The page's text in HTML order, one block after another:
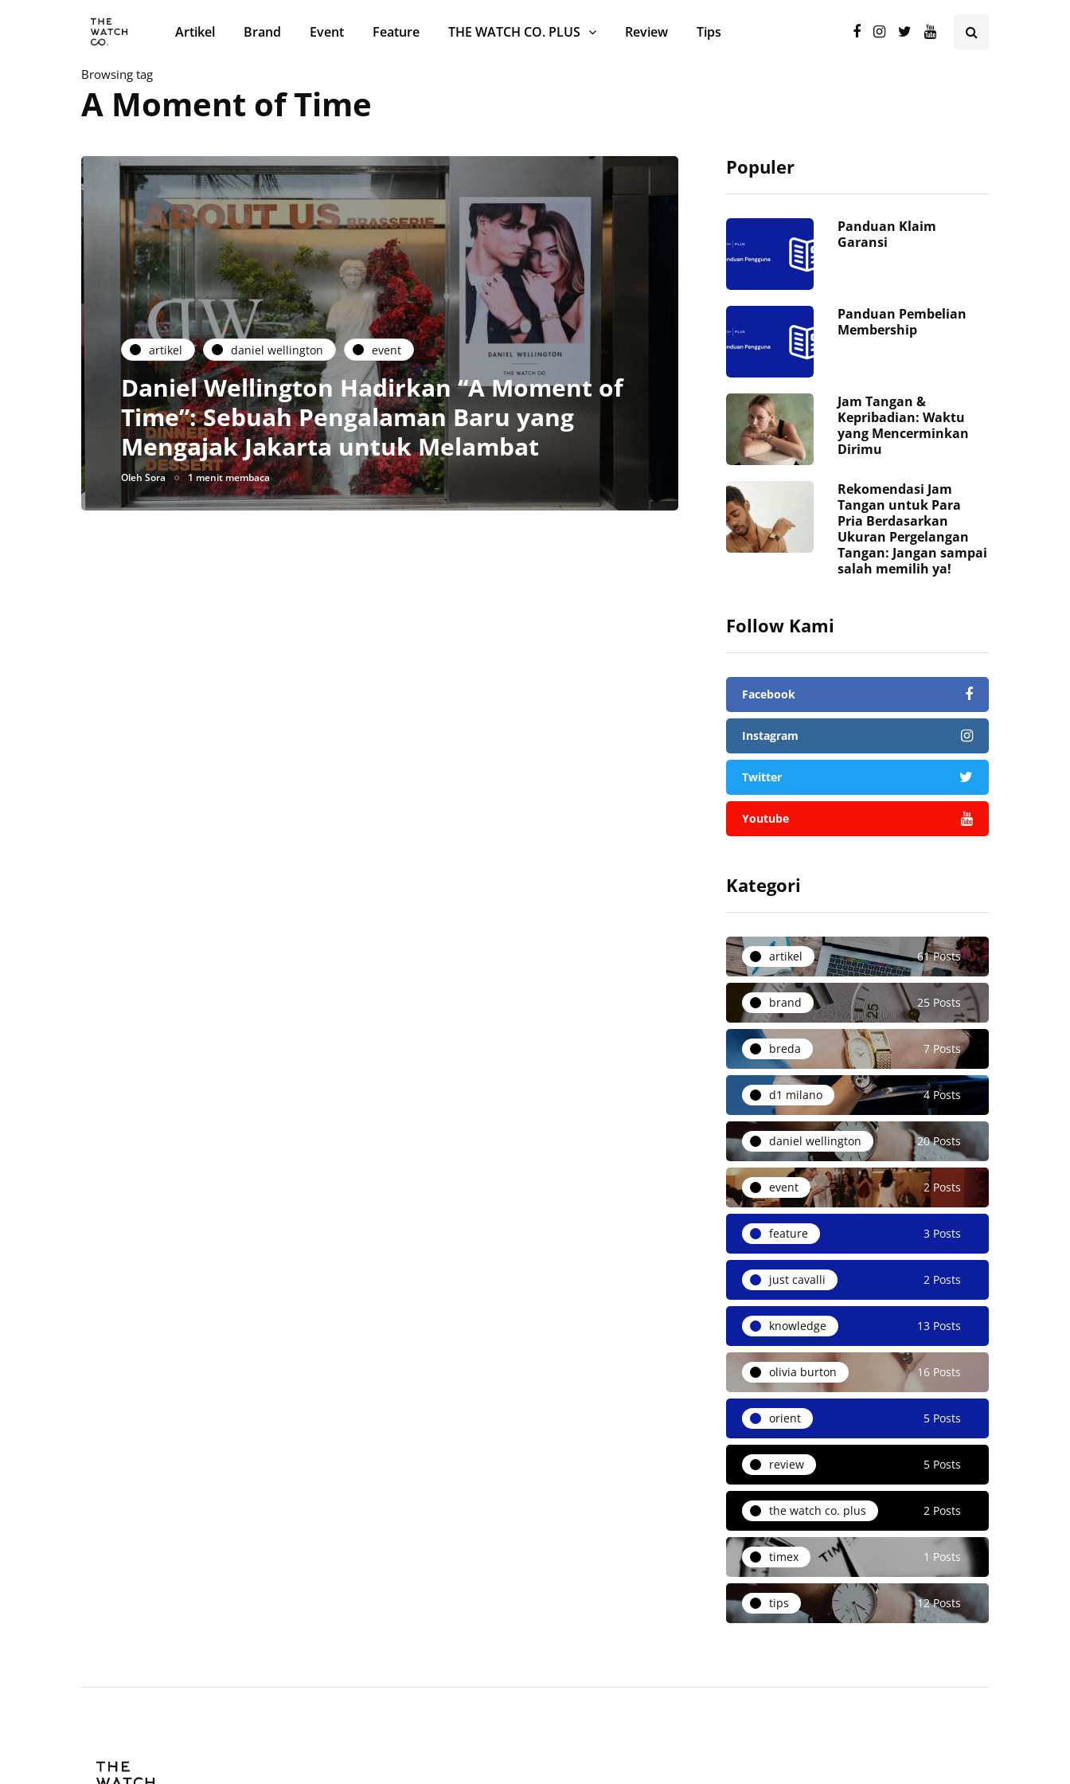
Artikel Brand Event Feature THE WATCH CO. PLUS Review Tips
Browsing tag
A Moment of Time
artikel daniel wellington event
Daniel Wellington Hadirkan “A Moment of
Time”: Sebuah Pengalaman Baru yang
Mengajak Jakarta untuk Melambat
Oleh Sora 1 menit membaca
Populer
Panduan Klaim
Garansi
Panduan Pembelian
Membership
Jam Tangan &
Kepribadian: Waktu
yang Mencerminkan
Dirimu
Rekomendasi Jam
Tangan untuk Para
Pria Berdasarkan
Ukuran Pergelangan
Tangan: Jangan sampai
salah memilih ya!
Follow Kami
Facebook
Instagram
Twitter
Youtube
Kategori
artikel 61 Posts
brand 25 Posts
breda 7 Posts
d1 milano 4 Posts
daniel wellington 20 Posts
event 2 Posts
feature 3 Posts
just cavalli 2 Posts
knowledge 13 Posts
olivia burton 16 Posts
orient 5 Posts
review 5 Posts
the watch co. plus 2 Posts
timex 1 Posts
tips 12 Posts